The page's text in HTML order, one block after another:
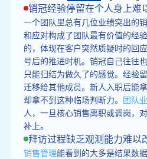
销冠经验停留在个人身上难
一个团队里总有几位业绩突出的
和应对构成了团队最有价值的经
的，体现在客户突然质疑时的回
号后的推进时机。销冠自己往往
只能归结为做久了的感觉。经验
迁移给其他成员。新人入职后能
却拿不到这种临场判断力。 团队
人，一旦核心销售离职或调岗，
补上。
拜访过程缺乏观测能力难以
销售管理能看到的大多是结果数